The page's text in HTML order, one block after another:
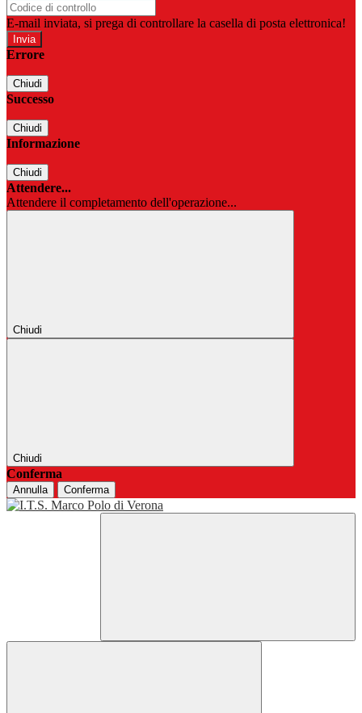
E-mail inviata, si prega di controllare la casella di posta elettronica!
Errore
Chiudi
Successo
Chiudi
Informazione
Chiudi
Attendere...
Attendere il completamento dell'operazione...
Chiudi
Chiudi
Conferma
Annulla Conferma